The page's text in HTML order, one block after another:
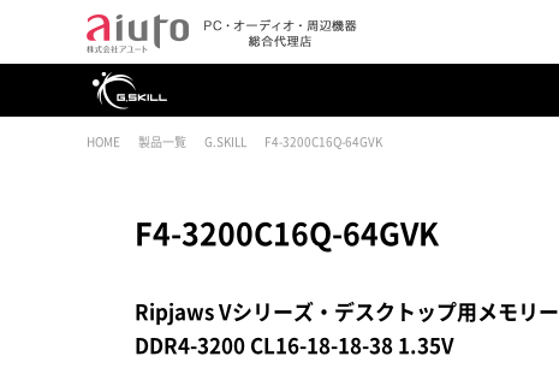
HOME 製品一覧 G.SKILL F4-3200C16Q-64GVK
F4-3200C16Q-64GVK
Ripjaws Vシリーズ・デスクトップ用メモリー
DDR4-3200 CL16-18-18-38 1.35V